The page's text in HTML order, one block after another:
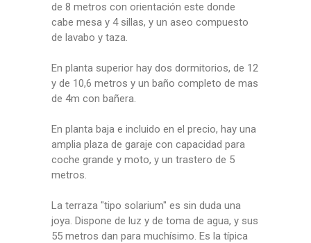
de 8 metros con orientación este donde
cabe mesa y 4 sillas, y un aseo compuesto
de lavabo y taza.
En planta superior hay dos dormitorios, de 12
y de 10,6 metros y un baño completo de mas
de 4m con bañera.
En planta baja e incluido en el precio, hay una
amplia plaza de garaje con capacidad para
coche grande y moto, y un trastero de 5
metros.
La terraza "tipo solarium" es sin duda una
joya. Dispone de luz y de toma de agua, y sus
55 metros dan para muchísimo. Es la típica